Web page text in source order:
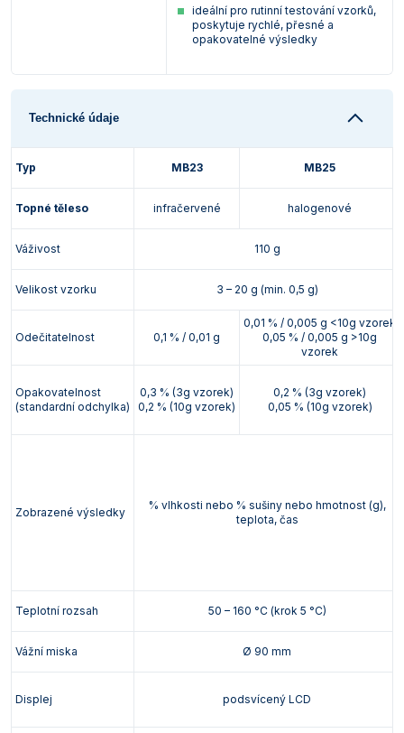
ideální pro rutinní testování vzorků,
poskytuje rychlé, přesné a
opakovatelné výsledky
Technické údaje
Typ MB23 MB25
Topné těleso infračervené halogenové
Váživost 110 g
Velikost vzorku 3 – 20 g (min. 0,5 g)
Odečitatelnost 0,1 % / 0,01 g
0,01 % / 0,005 g <10g vzorek
0,05 % / 0,005 g >10g
vzorek
Opakovatelnost
(standardní odchylka)
0,3 % (3g vzorek)
0,2 % (10g vzorek)
0,2 % (3g vzorek)
0,05 % (10g vzorek)
Zobrazené výsledky
% vlhkosti nebo % sušiny nebo hmotnost (g),
teplota, čas
Teplotní rozsah 50 – 160 °C (krok 5 °C)
Vážní miska Ø 90 mm
Displej podsvícený LCD